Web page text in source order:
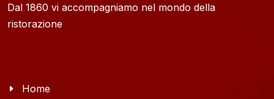
Dal 1860 vi accompagniamo nel mondo della
ristorazione
Home